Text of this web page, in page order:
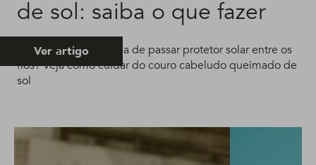
de sol: saiba o que fazer
Alguém aí teve a ideia de passar protetor solar entre os
fios? Veja como cuidar do couro cabeludo queimado de
sol
Ver artigo